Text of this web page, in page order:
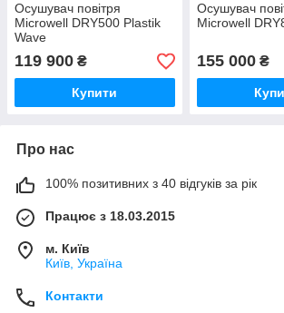
Осушувач повітря
Microwell DRY500 Plastik
Wave
119 900 ₴
Купити
Осушувач
Microwell
155 000₴
Про нас
100% позитивних з 40 відгуків за рік
Працює з 18.03.2015
м. Київ
Київ, Україна
Контакти